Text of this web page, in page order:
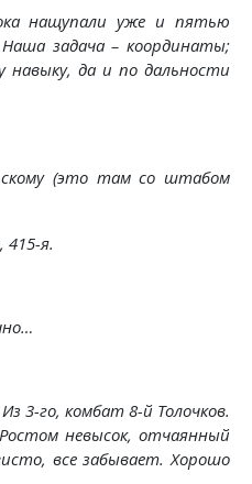
нащупали уже и пятью
задача – координаты;
да и по дальности
(это там со штабом
я.
3-го, комбат 8-й Толочков.
невысок, отчаянный
все забывает. Хорошо